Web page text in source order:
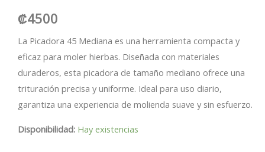
₡4500
La Picadora 45 Mediana es una herramienta compacta y
eficaz para moler hierbas. Diseñada con materiales
duraderos, esta picadora de tamaño mediano ofrece una
trituración precisa y uniforme. Ideal para uso diario,
garantiza una experiencia de molienda suave y sin esfuerzo.
Disponibilidad: Hay existencias